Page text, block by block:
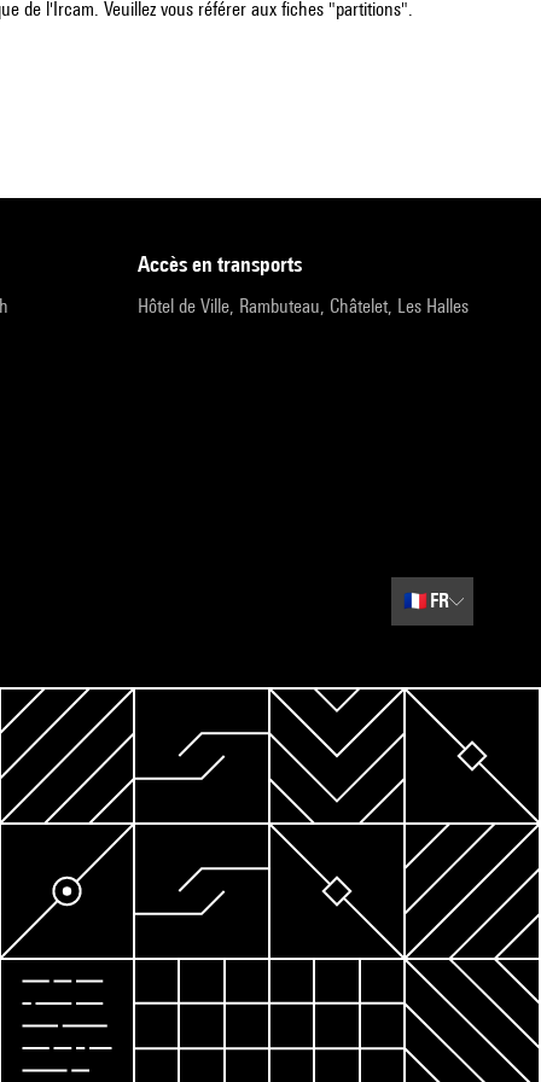
de l'Ircam. Veuillez vous référer aux fiches "partitions".
accès en transports
Hôtel de Ville, Rambuteau, Châtelet, Les Halles
🇫🇷 FR